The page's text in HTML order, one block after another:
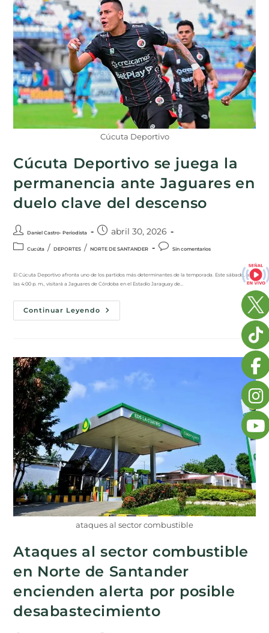
Cúcuta Deportivo
Cúcuta Deportivo se juega la
permanencia ante Jaguares en
duelo clave del descenso
Daniel Castro- Periodista abril 30, 2026
Cucúta / DEPORTES / NORTE DE SANTANDER Sin comentarios
El Cúcuta Deportivo afronta uno de los partidos más determinantes de la temporada. Este sábado, a
las 4:00 p. m., visitará a Jaguares de Córdoba en el Estadio Jaraguay de…
Continuar Leyendo
ataques al sector combustible
Ataques al sector combustible
en Norte de Santander
encienden alerta por posible
desabastecimiento